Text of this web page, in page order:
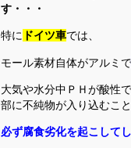
す・・・
特に ドイツ車では、
モール素材自体がアルミで
大気や水分中ＰＨが酸性
部に不純物が入り込むこと
必ず腐食劣化を起こして